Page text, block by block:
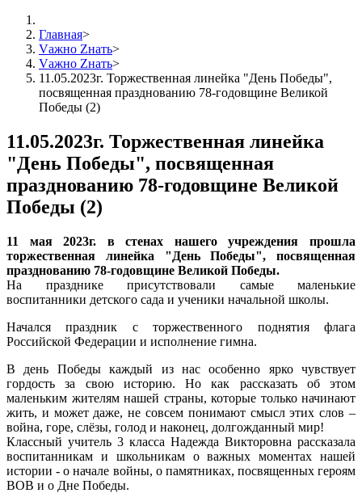
Главная>
Vажно Zнать>
Vажно Zнать>
11.05.2023г. Торжественная линейка "День Победы",
посвященная празднованию 78-годовщине Великой
Победы (2)
11.05.2023г. Торжественная линейка
"День Победы", посвященная
празднованию 78-годовщине Великой
Победы (2)
11 мая 2023г. в стенах нашего учреждения прошла
торжественная линейка "День Победы", посвященная
празднованию 78-годовщине Великой Победы.
На празднике присутствовали самые маленькие
воспитанники детского сада и ученики начальной школы.
Начался праздник с торжественного поднятия флага
Российской Федерации и исполнение гимна.
В день Победы каждый из нас особенно ярко чувствует
гордость за свою историю. Но как рассказать об этом
маленьким жителям нашей страны, которые только начинают
жить, и может даже, не совсем понимают смысл этих слов –
война, горе, слёзы, голод и наконец, долгожданный мир!
Классный учитель 3 класса Надежда Викторовна рассказала
воспитанникам и школьникам о важных моментах нашей
истории - о начале войны, о памятниках, посвященных героям
ВОВ и о Дне Победы.